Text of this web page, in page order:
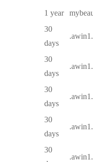
1 year
30
days
30
days
30
days
30
days
30